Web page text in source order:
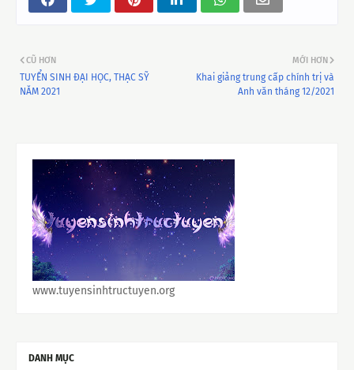
MỚI HƠN
Khai giảng trung cấp chính trị và
Anh văn tháng 12/2021
CŨ HƠN
TUYỂN SINH ĐẠI HỌC, THẠC SỸ
NĂM 2021
www.tuyensinhtructuyen.org
DANH MỤC